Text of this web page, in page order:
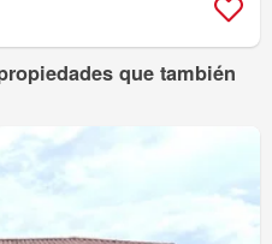
que también